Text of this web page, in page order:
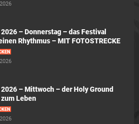
– Donnerstag – das Festival
Rhythmus – MIT FOTOSTRECKE
– Mittwoch – der Holy Ground
Leben